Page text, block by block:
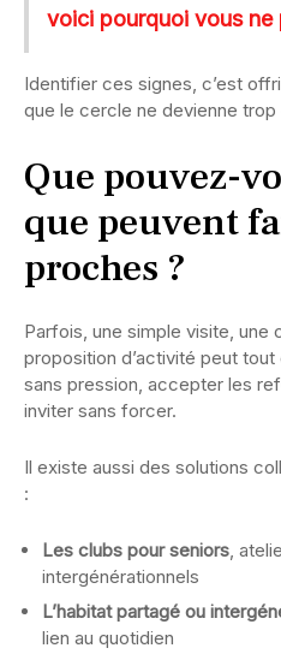
voici pourquoi vous ne
Identifier ces signes, c’est
que le cercle ne devienne
Que pouvez-
que peuvent
proches ?
Parfois, une simple visite, une
proposition d’activité peut
sans pression, accepter les
inviter sans forcer.
Il existe aussi des solutions
:
Les clubs pour seniors ,
intergénérationnels
L’habitat partagé ou
lien au quotidien